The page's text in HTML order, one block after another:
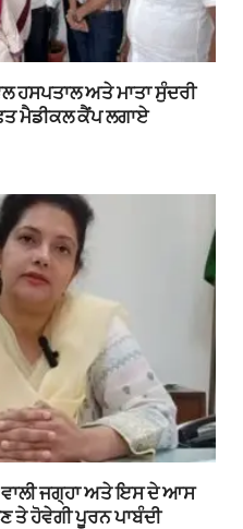
ਹਸਪਤਾਲ ਅਤੇ ਮਾਤਾ ਸੁੰਦਰੀ
ਮੈਡੀਕਲ ਕੈਂਪ ਲਗਾਏ
ਵਾਲੀ ਜਗ੍ਹਾ ਅਤੇ ਇਸ ਦੇ ਆਸ
ਤੇ ਹੋਵੇਗੀ ਪੂਰਨ ਪਾਬੰਦੀ